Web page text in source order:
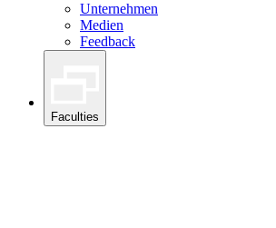
Unternehmen
Medien
Feedback
Faculties